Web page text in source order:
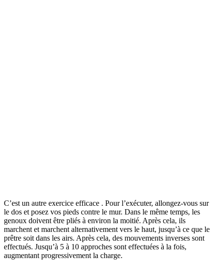
C’est un autre exercice efficace . Pour l’exécuter, allongez-vous sur
le dos et posez vos pieds contre le mur. Dans le même temps, les
genoux doivent être pliés à environ la moitié. Après cela, ils
marchent et marchent alternativement vers le haut, jusqu’à ce que le
prêtre soit dans les airs. Après cela, des mouvements inverses sont
effectués. Jusqu’à 5 à 10 approches sont effectuées à la fois,
augmentant progressivement la charge.